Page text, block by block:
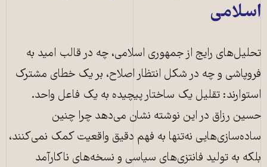
اسلامی
تحلیل‌های رایج از جمهوری اسلامی، چه در قالب امید به
فروپاشی و چه در شکل انتظار اصلاح، بر یک خطای مشترک
استوارند: تقلیل یک ساختار پیچیده به یک فاعل واحد.
حسین رزاق در این نوشته نشان می‌دهد چرا چنین
ساده‌سازی‌هایی نه‌تنها به فهم دقیق واقعیت کمک نمی‌کنند،
بلکه به تولید فانتزی‌های سیاسی و نسخه‌های ناکارآمد